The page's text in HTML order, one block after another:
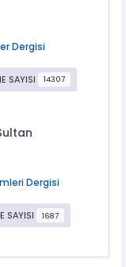
Dergisi
SAYISI 14307
Dergisi
SAYISI 1687